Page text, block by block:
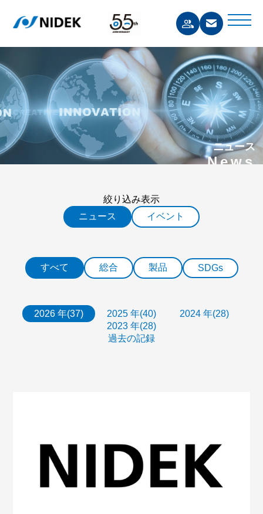
ニュース
News
絞り込み表示
ニュース
イベント
すべて 総合 製品 SDGs
2026 年(37) 2025 年(40)
2024 年(28)
2023 年(28)
過去の記録